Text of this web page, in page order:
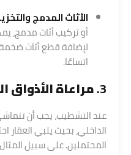
الأثاث المدمج
أو تركيب أثاث مدمج،
لإضافة قطع أثاث
اتساعًا.
3. مراعاة الأذواق
عند التشطيب، يجب أن
الداخلي، بحيث يلبي العقار
المحتملين. على سبيل